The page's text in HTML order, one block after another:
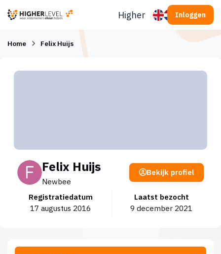
Higherlevel Inloggen
Home Felix Huijs
Felix Huijs
Newbee
Registratiedatum
17 augustus 2016
Laatst bezocht
9 december 2021
Bekijk profiel